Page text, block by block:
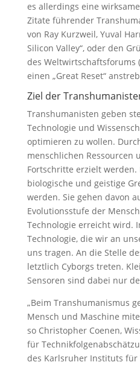
es allerdings eine
Zitate führender
von Ray Kurzweil, Yuval
Silicon Valley“, oder den
des Weltwirtschaftsforums
einen „Great Reset“
Ziel der
Transhumanisten geben
Technologie und
optimieren zu wollen.
menschlichen Ressourcen
Fortschritte erzielt werden.
biologische und geistige
werden. Sie gehen davon
Evolutionsstufe der
Technologie erreicht wird.
Technologie, die wir an
uns tragen. An die Stelle
letztlich Cyborgs treten.
Sensoren sind dabei nur
„Beim Transhumanismus
Mensch und Maschine
so Christopher Coenen,
für
des Karlsruher Instituts für